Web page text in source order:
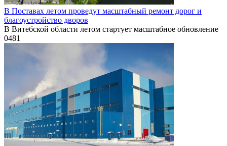
В Поставах летом проведут масштабный ремонт дорог и
благоустройство дворов
В Витебской области летом стартует масштабное обновление
0481